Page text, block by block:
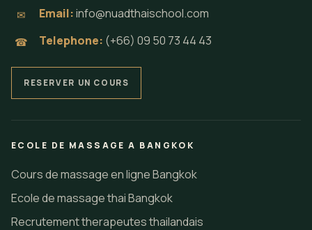
✉ Email:info@nuadthaischool.com
☎ Telephone: (+66) 09 50 73 44 43
RESERVER UN COURS
ECOLE DE MASSAGE A BANGKOK
Cours de massage en ligne Bangkok
Ecole de massage thai Bangkok
Recrutement therapeutes thailandais